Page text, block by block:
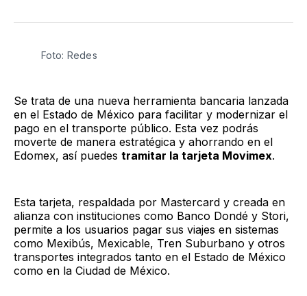
TwitterFacebook
LinkedIn
Email
Foto: Redes
Se trata de una nueva herramienta bancaria lanzada
en el Estado de México para facilitar y modernizar el
pago en el transporte público. Esta vez podrás
moverte de manera estratégica y ahorrando en el
Edomex, así puedes tramitar la tarjeta Movimex.
Esta tarjeta, respaldada por Mastercard y creada en
alianza con instituciones como Banco Dondé y Stori,
permite a los usuarios pagar sus viajes en sistemas
como Mexibús, Mexicable, Tren Suburbano y otros
transportes integrados tanto en el Estado de México
como en la Ciudad de México.